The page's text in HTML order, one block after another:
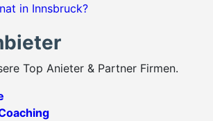
in Innsbruck?
Top Anieter & Partner Firmen.